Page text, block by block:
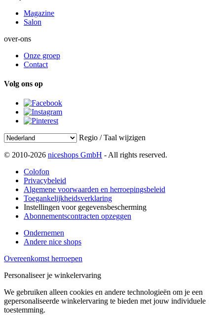
Magazine
Salon
over-ons
Onze groep
Contact
Volg ons op
Regio / Taal wijzigen
© 2010-2026 niceshops GmbH - All rights reserved.
Colofon
Privacybeleid
Algemene voorwaarden en herroepingsbeleid
Toegankelijkheidsverklaring
Instellingen voor gegevensbescherming
Abonnementscontracten opzeggen
Ondernemen
Andere nice shops
Overeenkomst herroepen
Personaliseer je winkelervaring
We gebruiken alleen cookies en andere technologieën om je een
gepersonaliseerde winkelervaring te bieden met jouw individuele
toestemming.